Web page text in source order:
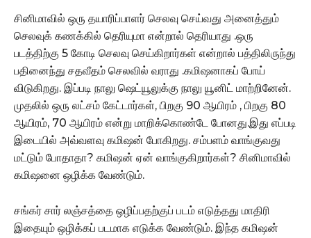
சினிமாவில் ஒரு தயாரிப்பாளர் செலவு செய்வது அனைத்தும்
செலவுக் கணக்கில் தெரியுமா என்றால் தெரியாது .ஒரு
படத்திற்கு 5 கோடி செலவு செய்கிறார்கள் என்றால் பத்திலிருந்து
பதினைந்து சதவீதம் செலவில் வராது .கமிஷனாகப் போய்
விடுகிறது. இப்படி நாலு ஷெட்யூலுக்கு நாலு யூனிட் மாற்றினேன்.
முதலில் ஒரு லட்சம் கேட்டார்கள், பிறகு 90 ஆயிரம் , பிறகு 80
ஆயிரம், 70 ஆயிரம் என்று மாறிக்கொண்டே போனது.இது எப்படி
இடையில் அவ்வளவு கமிஷன் போகிறது. சம்பளம் வாங்குவது
மட்டும் போதாதா? கமிஷன் ஏன் வாங்குகிறார்கள்? சினிமாவில்
கமிஷனை ஒழிக்க வேண்டும்.
சங்கர் சார் லஞ்சத்தை ஒழிப்பதற்குப் படம் எடுத்தது மாதிரி
இதையும் ஒழிக்கப் படமாக எடுக்க வேண்டும். இந்த கமிஷன்